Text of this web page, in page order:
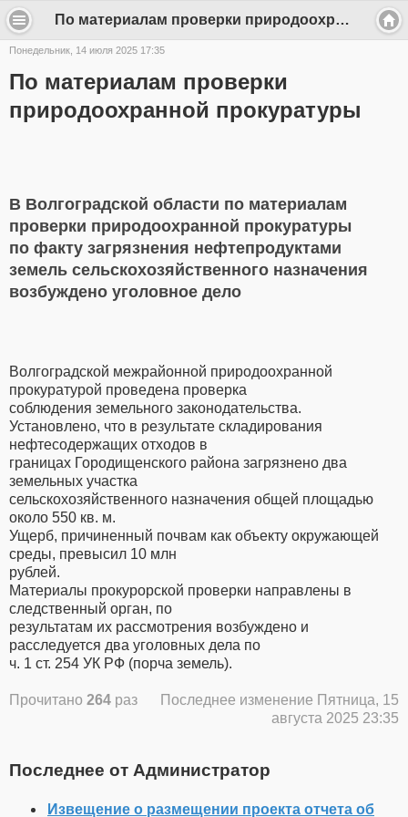
По материалам проверки природоохранной прокуратуры - frunze-sp
Понедельник, 14 июля 2025 17:35
По материалам проверки
природоохранной прокуратуры
В Волгоградской области по материалам
проверки природоохранной прокуратуры
по факту загрязнения нефтепродуктами
земель сельскохозяйственного назначения
возбуждено уголовное дело
Волгоградской межрайонной природоохранной
прокуратурой проведена проверка
соблюдения земельного законодательства.
Установлено, что в результате складирования
нефтесодержащих отходов в
границах Городищенского района загрязнено два
земельных участка
сельскохозяйственного назначения общей площадью
около 550 кв. м.
Ущерб, причиненный почвам как объекту окружающей
среды, превысил 10 млн
рублей.
Материалы прокурорской проверки направлены в
следственный орган, по
результатам их рассмотрения возбуждено и
расследуется два уголовных дела по
ч. 1 ст. 254 УК РФ (порча земель).
Прочитано 264 раз
Последнее изменение Пятница, 15
августа 2025 23:35
Последнее от Администратор
Извещение о размещении проекта отчета об